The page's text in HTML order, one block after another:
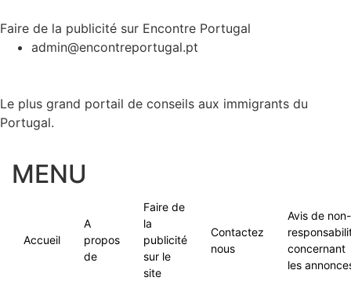
Faire de la publicité sur Encontre Portugal
admin@encontreportugal.pt
Le plus grand portail de conseils aux immigrants du
Portugal.
MENU
Accueil
A
propos
de
Faire de
la
publicité
sur le
site
Contactez
nous
Avis de non-
concernant
les